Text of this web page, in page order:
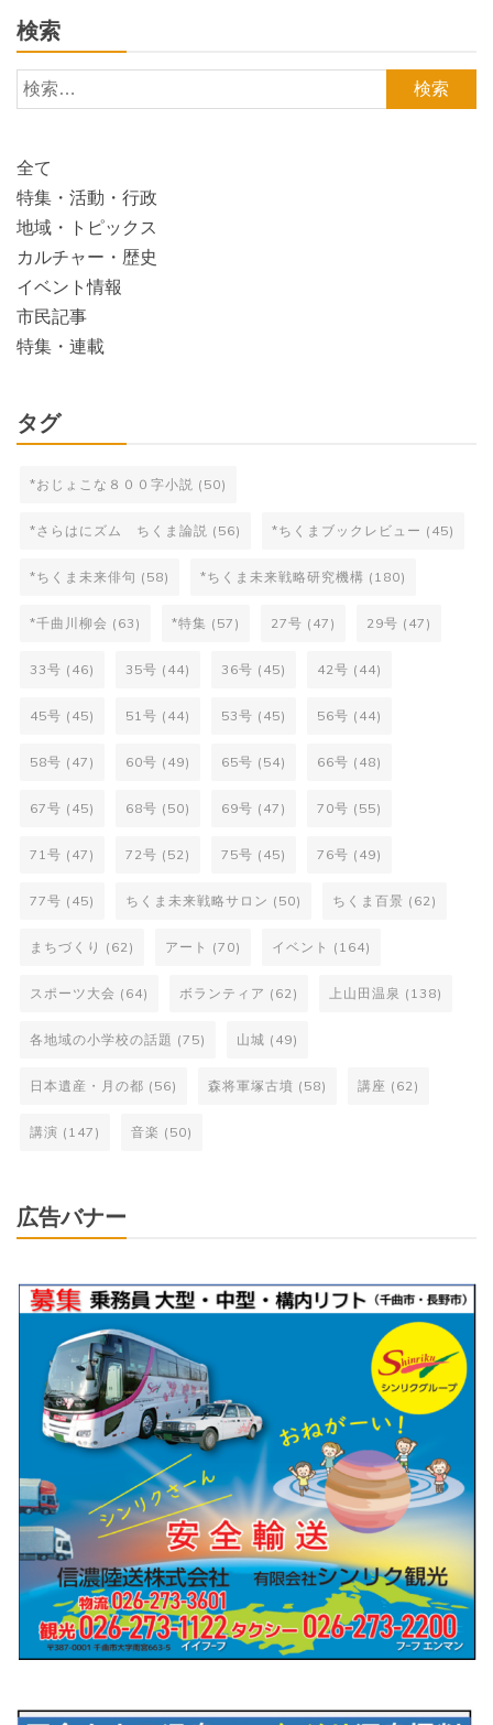
検索
検
索:
全て
特集・活動・行政
地域・トピックス
カルチャー・歴史
イベント情報
市民記事
特集・連載
タグ
*おじょこな８００字小説 (50)
*さらはにズム ちくま論説 (56) *ちくまブックレビュー (45)
*ちくま未来俳句 (58) *ちくま未来戦略研究機構 (180)
*千曲川柳会 (63) *特集 (57) 27号 (47) 29号 (47)
33号 (46) 35号 (44) 36号 (45) 42号 (44)
45号 (45) 51号 (44) 53号 (45) 56号 (44)
58号 (47) 60号 (49) 65号 (54) 66号 (48)
67号 (45) 68号 (50) 69号 (47) 70号 (55)
71号 (47) 72号 (52) 75号 (45) 76号 (49)
77号 (45) ちくま未来戦略サロン (50) ちくま百景 (62)
まちづくり (62) アート (70) イベント (164)
スポーツ大会 (64) ボランティア (62) 上山田温泉 (138)
各地域の小学校の話題 (75) 山城 (49)
日本遺産・月の都 (56) 森将軍塚古墳 (58) 講座 (62)
講演 (147) 音楽 (50)
広告バナー